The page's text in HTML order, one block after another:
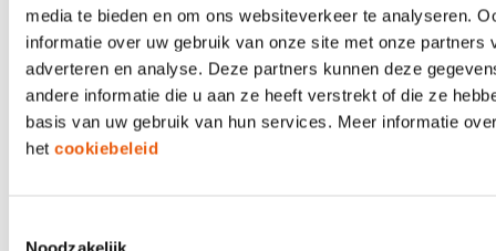
media te bieden en om ons websiteverkeer te analyseren.
informatie over uw gebruik van onze site met onze partners
adverteren en analyse. Deze partners kunnen deze
andere informatie die u aan ze heeft verstrekt of die ze
basis van uw gebruik van hun services. Meer informatie
het cookiebeleid
Noodzakelijk
21 APRIL 2026
Aplaza en Solera; maar dan écht
eenvoudig
De integratie van Aplaza en Solera/TIME is in
doorlopen. Maar in ePlus CRM werkt alles logisch